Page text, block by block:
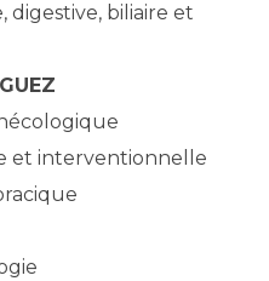
digestive, biliaire et
et interventionnelle